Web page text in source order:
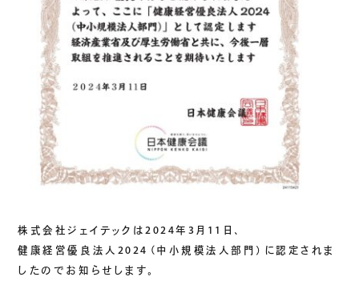
CASES
公開事例
SUSTAINABILITY
サステナビリティ
セキュリティポリシー
認証／資格
SDGsへの取り組み
コンプライアンス
COMPANY
株式会社ジェイテックは2024年3月11日、
健康経営優良法人2024（中小規模法人部門）に認定されま
したのでお知らせします。